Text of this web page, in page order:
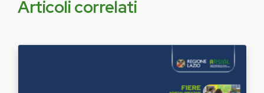
Articoli correlati